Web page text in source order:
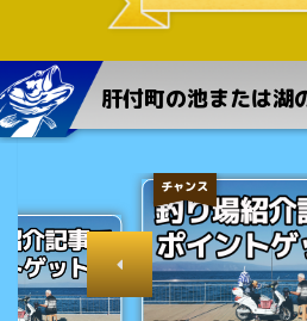
肝付町の池または湖
チャンス